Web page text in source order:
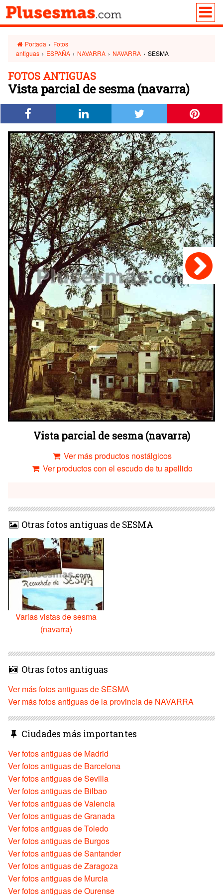
Portada › Fotos
antiguas › ESPAÑA › NAVARRA › NAVARRA › SESMA
FOTOS ANTIGUAS
Vista parcial de sesma (navarra)
Vista parcial de sesma (navarra)
Ver más productos nostálgicos
Ver productos con el escudo de tu apellido
Otras fotos antiguas de SESMA
Varias vistas de sesma
(navarra)
Otras fotos antiguas
Ver más fotos antiguas de SESMA
Ver más fotos antiguas de la provincia de NAVARRA
Ciudades más importantes
Ver fotos antiguas de Madrid
Ver fotos antiguas de Barcelona
Ver fotos antiguas de Sevilla
Ver fotos antiguas de Bilbao
Ver fotos antiguas de Valencia
Ver fotos antiguas de Granada
Ver fotos antiguas de Toledo
Ver fotos antiguas de Burgos
Ver fotos antiguas de Santander
Ver fotos antiguas de Zaragoza
Ver fotos antiguas de Murcia
Ver fotos antiguas de Ourense